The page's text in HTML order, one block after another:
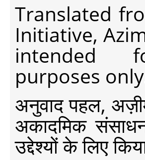
Translated
Initiative,
intended
purposes
अनुवाद पहल,
अकादमिक
उद्देश्यों के लिए